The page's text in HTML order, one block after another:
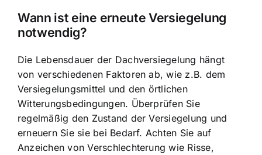
Wann ist eine erneute Versiegelung
notwendig?
Die Lebensdauer der Dachversiegelung hängt
von verschiedenen Faktoren ab, wie z.B. dem
Versiegelungsmittel und den örtlichen
Witterungsbedingungen. Überprüfen Sie
regelmäßig den Zustand der Versiegelung und
erneuern Sie sie bei Bedarf. Achten Sie auf
Anzeichen von Verschlechterung wie Risse,